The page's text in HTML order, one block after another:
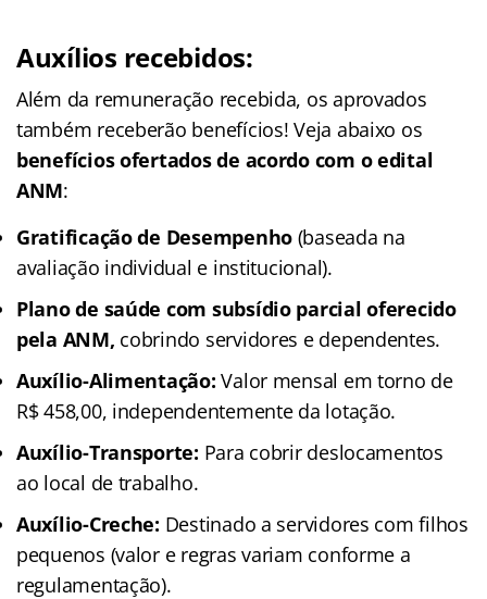
Auxílios recebidos:
Além da remuneração recebida, os aprovados
também receberão benefícios! Veja abaixo os
benefícios ofertados de acordo com o edital
ANM:
Gratificação de Desempenho(baseada na
avaliação individual e institucional).
Plano de saúde com subsídio parcial oferecido
pela ANM, cobrindo servidores e dependentes.
Auxílio-Alimentação: Valor mensal em torno de
R$ 458,00, independentemente da lotação.
Auxílio-Transporte: Para cobrir deslocamentos
ao local de trabalho.
Auxílio-Creche: Destinado a servidores com filhos
pequenos (valor e regras variam conforme a
regulamentação).